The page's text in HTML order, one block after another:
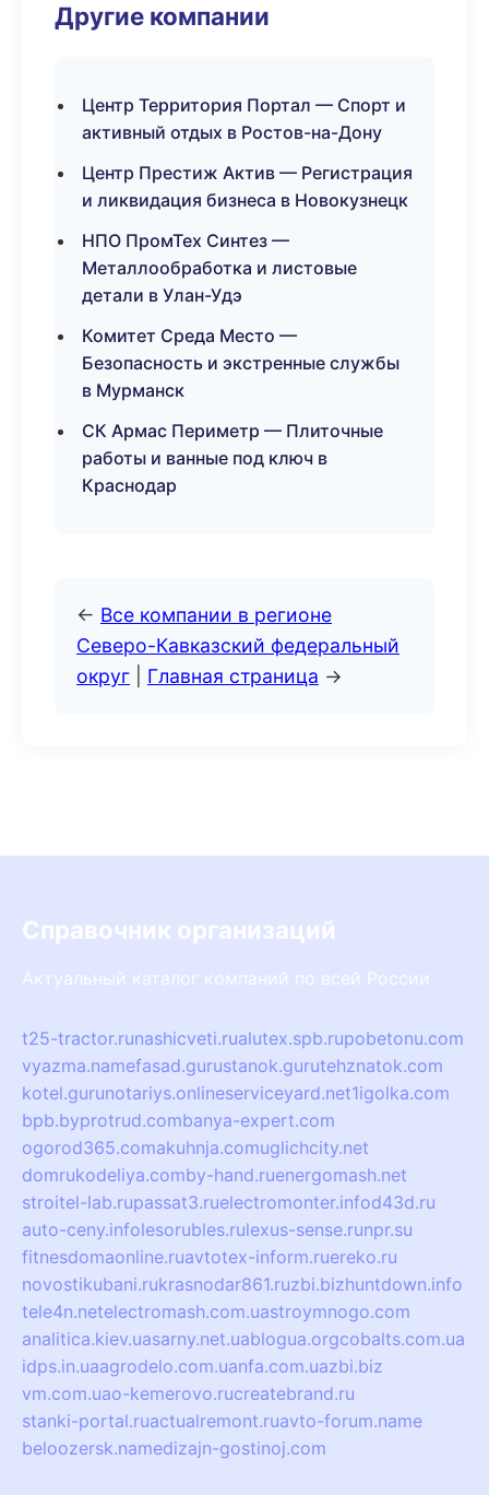
Другие компании
Центр Территория Портал — Спорт и
активный отдых в Ростов-на-Дону
Центр Престиж Актив — Регистрация
и ликвидация бизнеса в Новокузнецк
НПО ПромТех Синтез —
Металлообработка и листовые
детали в Улан-Удэ
Комитет Среда Место —
Безопасность и экстренные службы
в Мурманск
СК Армас Периметр — Плиточные
работы и ванные под ключ в
Краснодар
← Все компании в регионе
Северо-Кавказский федеральный
округ
Главная страница →
Справочник организаций
Актуальный каталог компаний по всей России
t25-tractor.runashicveti.rualutex.spb.rupobetonu.com
vyazma.namefasad.gurustanok.gurutehznatok.com
kotel.gurunotariys.onlineserviceyard.net1igolka.com
bpb.byprotrud.combanya-expert.com
ogorod365.comakuhnja.comuglichcity.net
domrukodeliya.comby-hand.ruenergomash.net
stroitel-lab.rupassat3.ruelectromonter.infod43d.ru
auto-ceny.infolesorubles.rulexus-sense.runpr.su
fitnesdomaonline.ruavtotex-inform.ruereko.ru
novostikubani.rukrasnodar861.ruzbi.bizhuntdown.info
tele4n.netelectromash.com.uastroymnogo.com
analitica.kiev.uasarny.net.uablogua.orgcobalts.com.ua
idps.in.uaagrodelo.com.uanfa.com.uazbi.biz
vm.com.uao-kemerovo.rucreatebrand.ru
stanki-portal.ruactualremont.ruavto-forum.name
beloozersk.namedizajn-gostinoj.com